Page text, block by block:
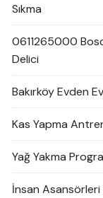
Sıkma
0611265000
Delici
Bakırköy Evden
Kas Yapma
Yağ Yakma
İnsan Asansörleri